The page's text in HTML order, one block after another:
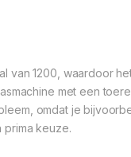
van 1200, waardoor
met een
omdat je
prima keuze.